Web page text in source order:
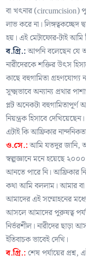
বা খৎনার (circumcision)
লাভ করে না। লিঙ্গত্বকচ্ছেদ
হয়। এই মেটাফোর-টাই আমি
ব.গ্রি.:আপনি বলেছেন যে
নারীদেরকে শক্তির উৎস
কাছে বহুগামিতা
সূক্ষ্মভাবে অন্যান্য প্রথার
প্লট অনেকটা বহুগামিতাপূর্ণ
নিয়ন্ত্রক হিসাবে
এটাই কি আফ্রিকার
ও.সে.:আমি যতদূর জানি,
স্বল্পজ্ঞানে মনে হয়েছে ২০০০
আনতে পারে নি। আফ্রিকার
কথা আমি বললাম। আমার বা
আমাদের এই সম্মোহনের
আসলে আমাদের পুরুষত্ব
নির্ভরশীল। নারীদের ছাড়া
ইতিবাচক ভাবেই দেখি।
ব.গ্রি.: শেষ পর্যায়ের